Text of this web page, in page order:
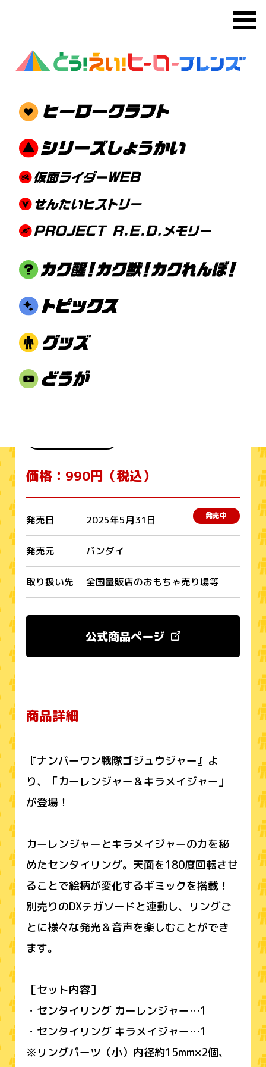
メ
DXセンタイリングセット カー
レンジャー＆キラメイジャー
価格：990円（税込）
発売日 2025年5月31日 発売中
発売元 バンダイ
取り扱い先 全国量販店のおもちゃ売り場等
公式商品ページ
商品詳細
『ナンバーワン戦隊ゴジュウジャー』よ
り、「カーレンジャー＆キラメイジャー」
が登場！
カーレンジャーとキラメイジャーの力を秘
めたセンタイリング。天面を180度回転させ
ることで絵柄が変化するギミックを搭載！
別売りのDXテガソードと連動し、リングご
とに様々な発光＆音声を楽しむことができ
ます。
［セット内容］
・センタイリング カーレンジャー…1
・センタイリング キラメイジャー…1
※リングパーツ（小）内径約15mm×2個、